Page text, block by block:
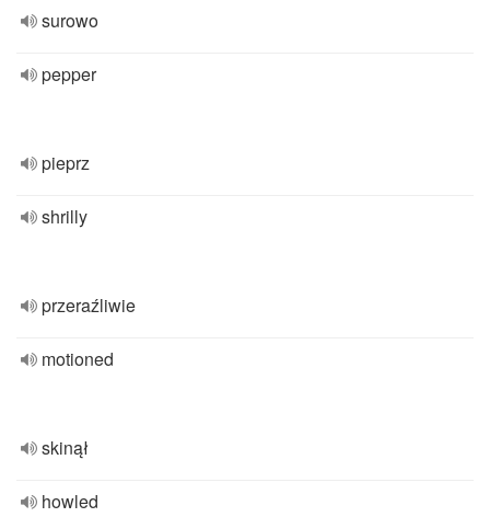
surowo
pepper
pieprz
shrilly
przeraźliwie
motioned
skinął
howled